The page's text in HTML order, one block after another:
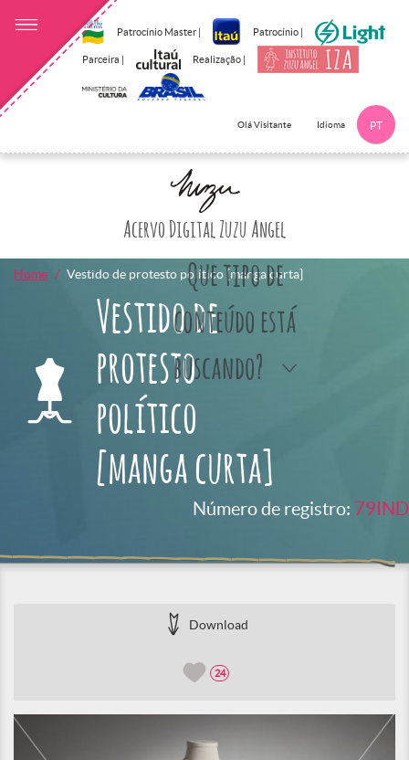
Patrocínio Master | Patrocínio |
Parceira | Realização |
Olá Visitante Idioma PT
Acervo Digital Zuzu Angel
Que tipo de
conteúdo está
buscando?
Home Vestido de protesto político [manga curta]
Vestido de
protesto
político
[manga curta]
Número de registro: 79IND
Download
24